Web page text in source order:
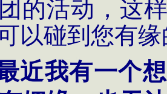
的活动，这
以碰到您有
近我有一个